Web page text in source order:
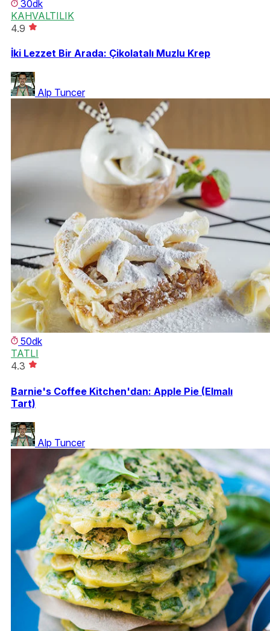
30dk
KAHVALTILIK
4.9
İki Lezzet Bir Arada: Çikolatalı Muzlu Krep
Alp Tuncer
50dk
TATLI
4.3
Barnie's Coffee Kitchen'dan: Apple Pie (Elmalı
Tart)
Alp Tuncer